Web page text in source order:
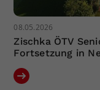
08.05.2026
Zischka ÖTV
Fortsetzung in